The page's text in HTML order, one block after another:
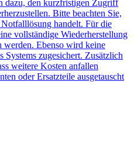
dazu, den kurzfristigen Zugriff
Bitte beachten Sie,
handelt. Für die
vollständige Wiederherstellung
werden. Ebenso wird keine
zugesichert. Zusätzlich
weitere Kosten anfallen
oder Ersatzteile ausgetauscht